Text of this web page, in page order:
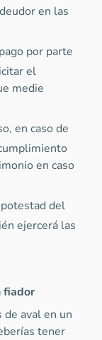
en las
por parte
el
medie
en caso de
en caso
del
ejercerá las
fiador
aval en un
tener